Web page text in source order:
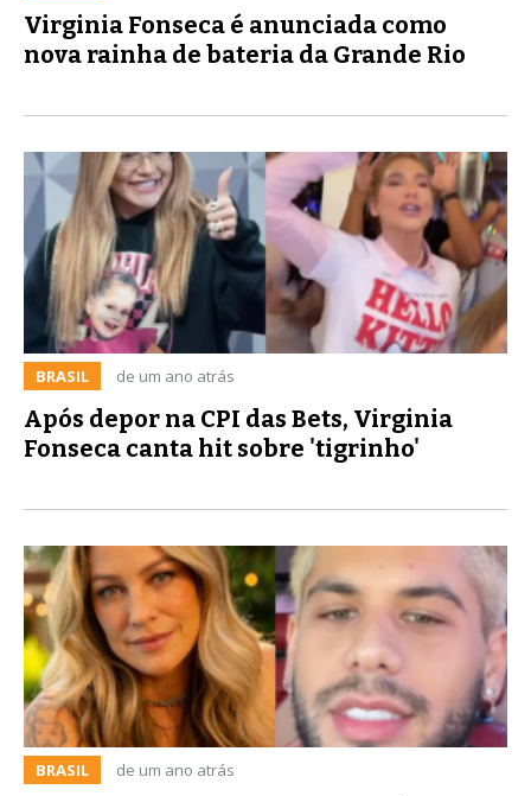
Virginia Fonseca é anunciada como
nova rainha de bateria da Grande Rio
BRASIL de um ano atrás
Após depor na CPI das Bets, Virginia
Fonseca canta hit sobre 'tigrinho'
BRASIL de um ano atrás